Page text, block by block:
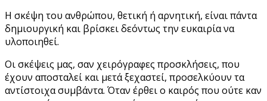
Η σκέψη του ανθρώπου, θετική ή αρνητική, είναι πάντα
δημιουργική και βρίσκει δεόντως την ευκαιρία να
υλοποιηθεί.
Οι σκέψεις μας, σαν χειρόγραφες προσκλήσεις, που
έχουν αποσταλεί και μετά ξεχαστεί, προσελκύουν τα
αντίστοιχα συμβάντα. Όταν έρθει ο καιρός που ούτε καν